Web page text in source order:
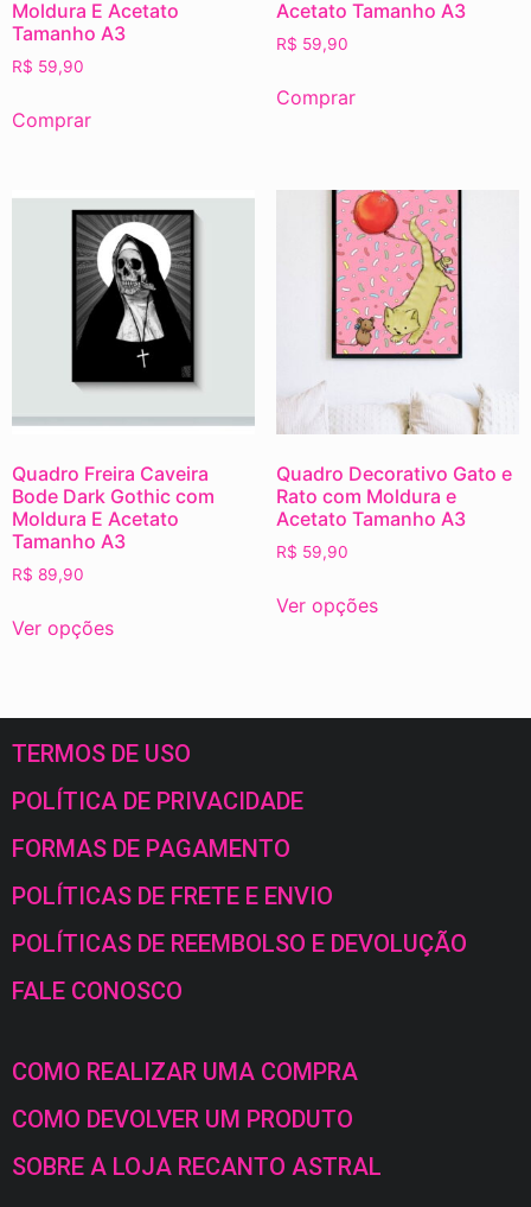
Moldura E Acetato
Tamanho A3
R$ 59,90
Comprar
Acetato Tamanho A3
R$ 59,90
Comprar
Quadro Freira Caveira
Bode Dark Gothic com
Moldura E Acetato
Tamanho A3
R$ 89,90
Ver opções
Quadro Decorativo Gato e
Rato com Moldura e
Acetato Tamanho A3
R$ 59,90
Ver opções
TERMOS DE USO
POLÍTICA DE PRIVACIDADE
FORMAS DE PAGAMENTO
POLÍTICAS DE FRETE E ENVIO
POLÍTICAS DE REEMBOLSO E DEVOLUÇÃO
FALE CONOSCO
COMO REALIZAR UMA COMPRA
COMO DEVOLVER UM PRODUTO
SOBRE A LOJA RECANTO ASTRAL